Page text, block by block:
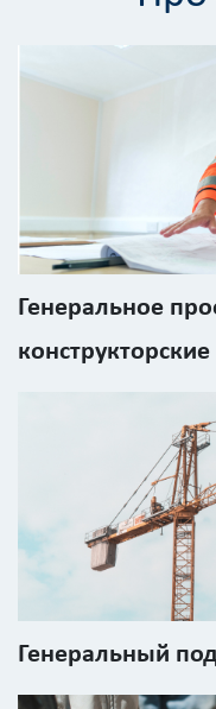
Генеральное
Генеральный